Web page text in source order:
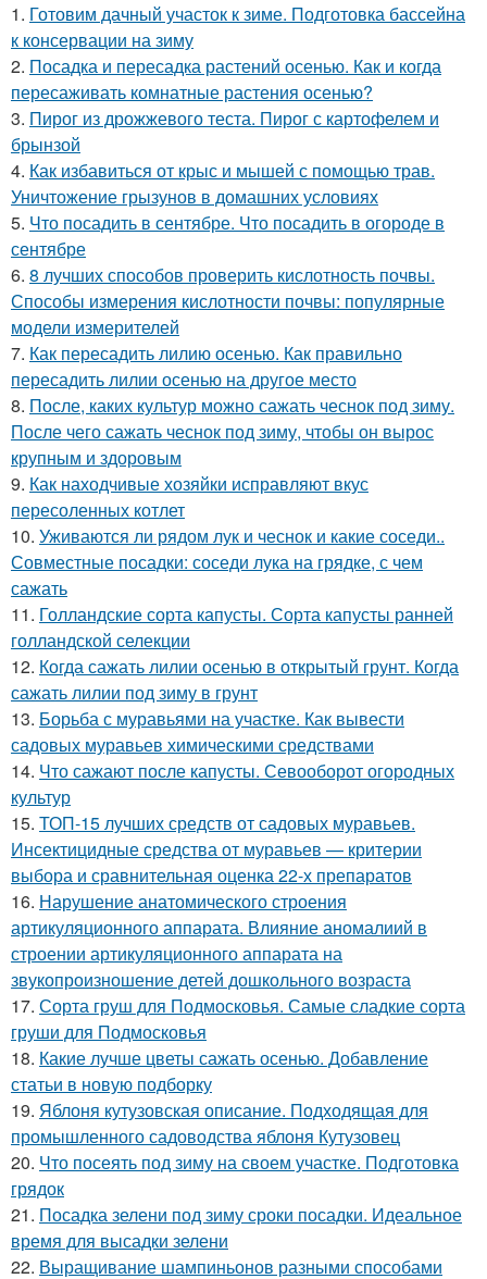
1. Готовим дачный участок к зиме. Подготовка бассейна
к консервации на зиму
2. Посадка и пересадка растений осенью. Как и когда
пересаживать комнатные растения осенью?
3. Пирог из дрожжевого теста. Пирог с картофелем и
брынзой
4. Как избавиться от крыс и мышей с помощью трав.
Уничтожение грызунов в домашних условиях
5. Что посадить в сентябре. Что посадить в огороде в
сентябре
6. 8 лучших способов проверить кислотность почвы.
Способы измерения кислотности почвы: популярные
модели измерителей
7. Как пересадить лилию осенью. Как правильно
пересадить лилии осенью на другое место
8. После, каких культур можно сажать чеснок под зиму.
После чего сажать чеснок под зиму, чтобы он вырос
крупным и здоровым
9. Как находчивые хозяйки исправляют вкус
пересоленных котлет
10. Уживаются ли рядом лук и чеснок и какие соседи..
Совместные посадки: соседи лука на грядке, с чем
сажать
11. Голландские сорта капусты. Сорта капусты ранней
голландской селекции
12. Когда сажать лилии осенью в открытый грунт. Когда
сажать лилии под зиму в грунт
13. Борьба с муравьями на участке. Как вывести
садовых муравьев химическими средствами
14. Что сажают после капусты. Севооборот огородных
культур
15. ТОП-15 лучших средств от садовых муравьев.
Инсектицидные средства от муравьев — критерии
выбора и сравнительная оценка 22-х препаратов
16. Нарушение анатомического строения
артикуляционного аппарата. Влияние аномалиий в
строении артикуляционного аппарата на
звукопроизношение детей дошкольного возраста
17. Сорта груш для Подмосковья. Самые сладкие сорта
груши для Подмосковья
18. Какие лучше цветы сажать осенью. Добавление
статьи в новую подборку
19. Яблоня кутузовская описание. Подходящая для
промышленного садоводства яблоня Кутузовец
20. Что посеять под зиму на своем участке. Подготовка
грядок
21. Посадка зелени под зиму сроки посадки. Идеальное
время для высадки зелени
22. Выращивание шампиньонов разными способами